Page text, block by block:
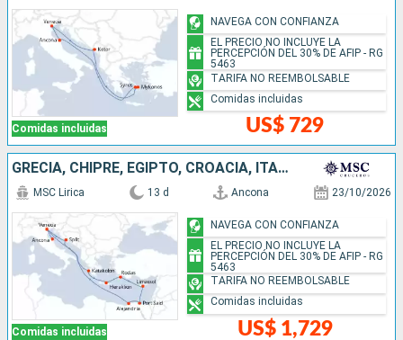
Comidas incluidas US$ 729
NAVEGA CON CONFIANZA
EL PRECIO NO INCLUYE LA
PERCEPCIÓN DEL 30% DE AFIP - RG
5463
TARIFA NO REEMBOLSABLE
Comidas incluidas
GRECIA, CHIPRE, EGIPTO, CROACIA, ITALIA
Comidas incluidas
MSC Lirica 13 d Ancona 23/10/2026
US$ 1,729
NAVEGA CON CONFIANZA
EL PRECIO NO INCLUYE LA
PERCEPCIÓN DEL 30% DE AFIP - RG
5463
TARIFA NO REEMBOLSABLE
Comidas incluidas